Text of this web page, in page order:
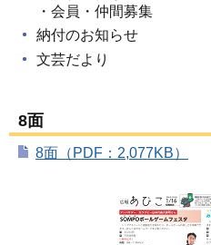
・会員・仲間募集
納付のお知らせ
文芸だより
8面
8面（PDF：2,077KB）